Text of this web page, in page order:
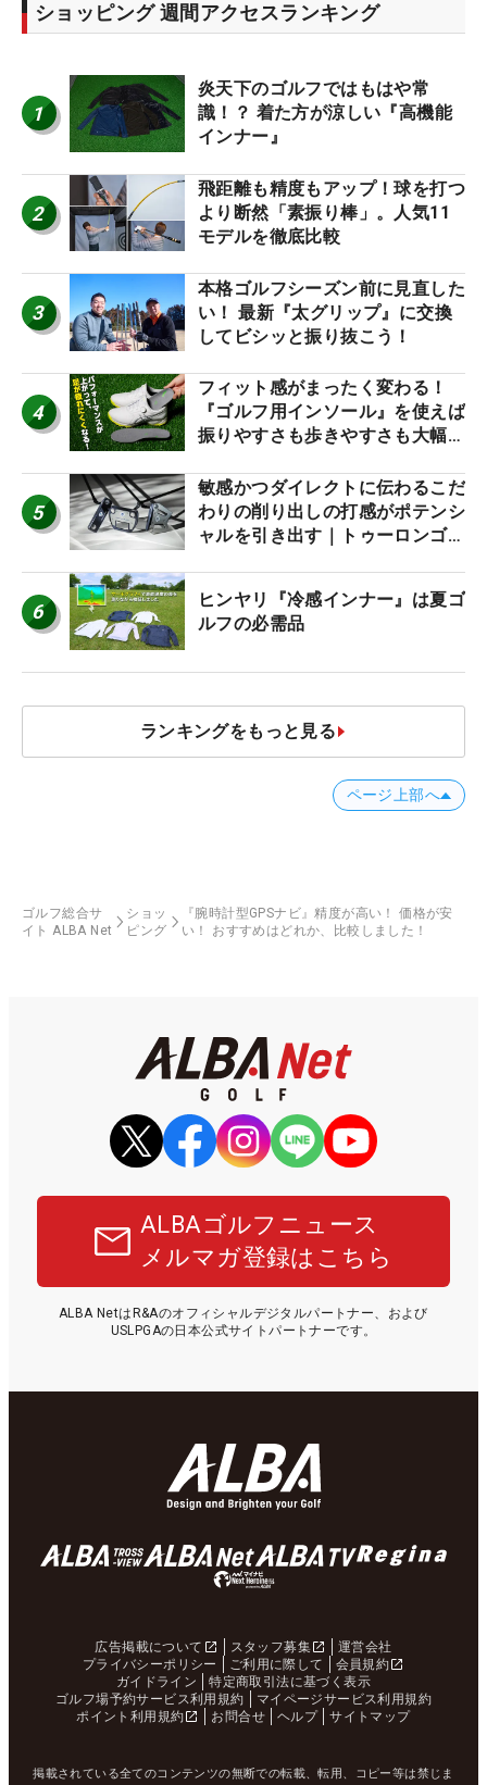
ショッピング 週間アクセスランキング
1
炎天下のゴルフではもはや常
識！？ 着た方が涼しい『高機能
インナー』
2
飛距離も精度もアップ！球を打つ
より断然「素振り棒」。人気11
モデルを徹底比較
3
本格ゴルフシーズン前に見直した
い！ 最新『太グリップ』に交換
してビシッと振り抜こう！
4
フィット感がまったく変わる！
『ゴルフ用インソール』を使えば
振りやすさも歩きやすさも大幅に
5
敏感かつダイレクトに伝わるこだ
わりの削り出しの打感がポテンシ
ャルを引き出す｜トゥーロンゴル
6
ヒンヤリ『冷感インナー』は夏ゴ
ルフの必需品
ランキングをもっと見る
ページ上部へ
ゴルフ総合サ
イト ALBA Net
ショッ
ピング
『腕時計型GPSナビ』精度が高い！ 価格が安
い！ おすすめはどれか、比較しました！
ALBAゴルフニュース
メルマガ登録はこちら
ALBA NetはR&Aのオフィシャルデジタルパートナー、および
USLPGAの日本公式サイトパートナーです。
広告掲載について スタッフ募集
運営会社
プライバシーポリシー
ご利用に際して
会員規約
ガイドライン
特定商取引法に基づく表示
ゴルフ場予約サービス利用規約
マイページサービス利用規約
ポイント利用規約
お問合せ ヘルプ サイトマップ
掲載されている全てのコンテンツの無断での転載、転用、コピー等は禁じま